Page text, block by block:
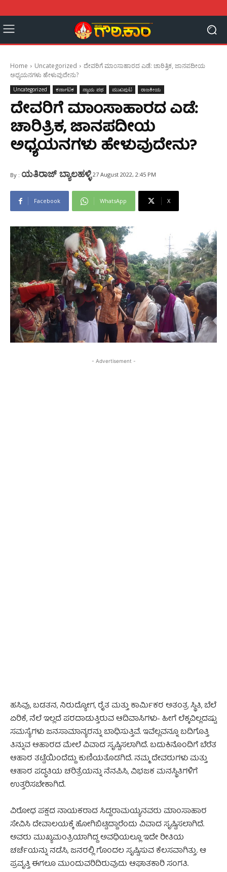
Home Uncategorized
ದೇವರಿಗೆ ಮಾಂಸಾಹಾರದ ಎಡೆ: ಚಾರಿತ್ರಿಕ, ಜಾನಪದೀಯ
ಅಧ್ಯಯನಗಳು ಹೇಳುವುದೇನು?
Uncategorized ಕರ್ನಾಟಕ ನ್ಯಾಯ ಪಥ ಮುಖಪುಟ ರಾಜಕೀಯ
ದೇವರಿಗೆ ಮಾಂಸಾಹಾರದ ಎಡೆ:
ಚಾರಿತ್ರಿಕ, ಜಾನಪದೀಯ
ಅಧ್ಯಯನಗಳು ಹೇಳುವುದೇನು?
By : ಯತಿರಾಜ್ ಬ್ಯಾಲಹಳ್ಳಿ 27 August 2022, 2:45 PM
Facebook WhatsApp X
- Advertisement -
ಹಸಿವು, ಬಡತನ, ನಿರುದ್ಯೋಗ, ರೈತ ಮತ್ತು ಕಾರ್ಮಿಕರ ಅತಂತ್ರ ಸ್ಥಿತಿ, ಬೆಲೆ
ಏರಿಕೆ, ನೆಲೆ ಇಲ್ಲದೆ ಪರದಾಡುತ್ತಿರುವ ಆದಿವಾಸಿಗಳು- ಹೀಗೆ ಲೆಕ್ಕವಿಲ್ಲದಷ್ಟು
ಸಮಸ್ಯೆಗಳು ಜನಸಾಮಾನ್ಯರನ್ನು ಬಾಧಿಸುತ್ತಿವೆ. ಇವೆಲ್ಲವನ್ನೂ ಬದಿಗೊತ್ತಿ
ತಿನ್ನುವ ಆಹಾರದ ಮೇಲೆ ವಿವಾದ ಸೃಷ್ಟಿಸಲಾಗಿದೆ. ಬದುಕಿನೊಂದಿಗೆ ಬೆರೆತ
ಆಹಾರ ತಟ್ಟೆಯಿಂದೆದ್ದು ಕುಣಿಯತೊಡಗಿದೆ. ನಮ್ಮ ದೇವರುಗಳು ಮತ್ತು
ಆಹಾರ ಪದ್ಧತಿಯ ಚರಿತ್ರೆಯನ್ನು ನೆನಪಿಸಿ, ವಿಭಜಕ ಮನಸ್ಥಿತಿಗಳಿಗೆ
ಉತ್ತರಿಸಬೇಕಾಗಿದೆ.
ವಿರೋಧ ಪಕ್ಷದ ನಾಯಕರಾದ ಸಿದ್ದರಾಮಯ್ಯನವರು ಮಾಂಸಾಹಾರ
ಸೇವಿಸಿ ದೇವಾಲಯಕ್ಕೆ ಹೋಗಿಬಿಟ್ಟಿದ್ದಾರೆಂದು ವಿವಾದ ಸೃಷ್ಟಿಸಲಾಗಿದೆ.
ಅವರು ಮುಖ್ಯಮಂತ್ರಿಯಾಗಿದ್ದ ಅವಧಿಯಲ್ಲೂ ಇದೇ ರೀತಿಯ
ಚರ್ಚೆಯನ್ನು ನಡೆಸಿ, ಜನರಲ್ಲಿ ಗೊಂದಲ ಸೃಷ್ಟಿಸುವ ಕೆಲಸವಾಗಿತ್ತು. ಆ
ಪ್ರವೃತ್ತಿ ಈಗಲೂ ಮುಂದುವರಿದಿರುವುದು ಆಘಾತಕಾರಿ ಸಂಗತಿ.